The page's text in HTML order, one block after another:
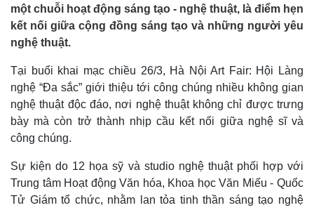
Đảng
Tổ chức nhân sự
Quốc hội
Nhận diện sự thật
Tin 24h
Dự báo thời tiết
Việc làm
Biển đảo
một chuỗi hoạt động sáng tạo - nghệ thuật, là điểm hẹn
kết nối giữa cộng đồng sáng tạo và những người yêu
nghệ thuật.
Tại buổi khai mạc chiều 26/3, Hà Nội Art Fair: Hội Làng
nghệ “Đa sắc” giới thiệu tới công chúng nhiều không gian
nghệ thuật độc đáo, nơi nghệ thuật không chỉ được trưng
bày mà còn trở thành nhịp cầu kết nối giữa nghệ sĩ và
công chúng.
Sự kiện do 12 họa sỹ và studio nghệ thuật phối hợp với
Trung tâm Hoạt động Văn hóa, Khoa học Văn Miếu - Quốc
Tử Giám tổ chức, nhằm lan tỏa tinh thần sáng tạo nghệ